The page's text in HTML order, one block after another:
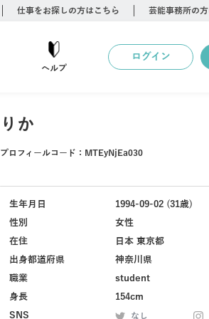
仕事をお探しの方はこちら 芸能事務所の
ヘルプ
ログイン
りか
プロフィールコード： MTEyNjEa030
生年月日
1994-09-02 (31歳)
性別
女性
在住
日本 東京都
出身都道府県
神奈川県
職業
student
身長
154cm
SNS
なし